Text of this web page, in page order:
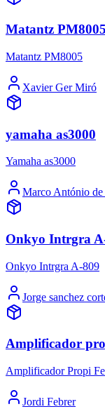
Matantz PM8005
Matantz PM8005
Xavier Ger Miró
yamaha as3000
Yamaha as3000
Marco António de
Onkyo Intrgra
Onkyo Intrgra A-809
Jorge sanchez
Amplificador
Amplificador Propi
Jordi Febrer